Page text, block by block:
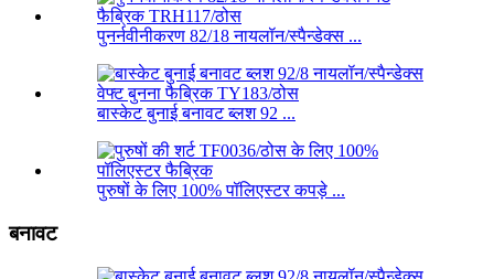
पुनर्नवीनीकरण 82/18 नायलॉन/स्पैन्डेक्स ...
बास्केट बुनाई बनावट ब्लश 92 ...
पुरुषों के लिए 100% पॉलिएस्टर कपड़े ...
बनावट